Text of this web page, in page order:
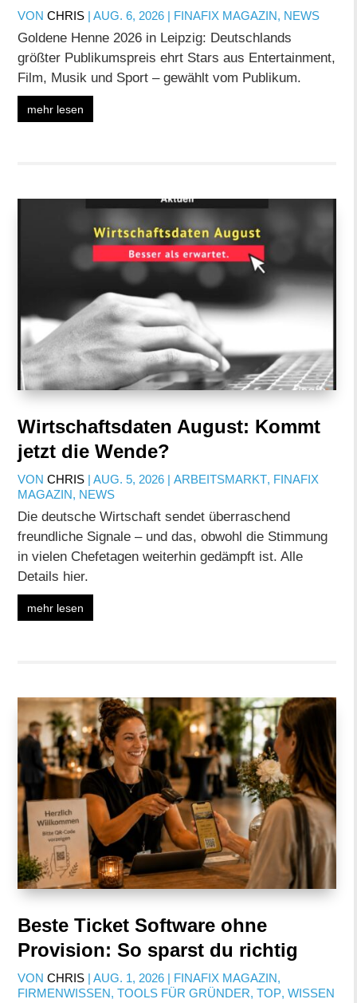
VONCHRIS |AUG. 6, 2026 | FINAFIX MAGAZIN, NEWS
Goldene Henne 2026 in Leipzig: Deutschlands
größter Publikumspreis ehrt Stars aus Entertainment,
Film, Musik und Sport – gewählt vom Publikum.
mehr lesen
Wirtschaftsdaten August: Kommt
jetzt die Wende?
VONCHRIS |AUG. 5, 2026 |ARBEITSMARKT, FINAFIX
MAGAZIN, NEWS
Die deutsche Wirtschaft sendet überraschend
freundliche Signale – und das, obwohl die Stimmung
in vielen Chefetagen weiterhin gedämpft ist. Alle
Details hier.
mehr lesen
Beste Ticket Software ohne
Provision: So sparst du richtig
VONCHRIS |AUG. 1, 2026 | FINAFIX MAGAZIN,
FIRMENWISSEN,TOOLS FÜR GRÜNDER,TOP,WISSEN